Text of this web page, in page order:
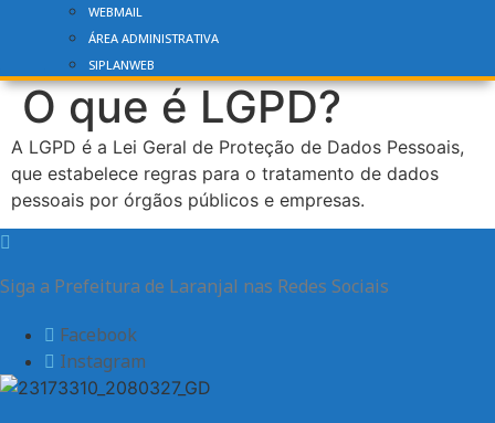
WEBMAIL
ÁREA ADMINISTRATIVA
SIPLANWEB
O que é LGPD?
A LGPD é a Lei Geral de Proteção de Dados Pessoais,
que estabelece regras para o tratamento de dados
pessoais por órgãos públicos e empresas.
Siga a Prefeitura de Laranjal nas Redes Sociais
Facebook
Instagram